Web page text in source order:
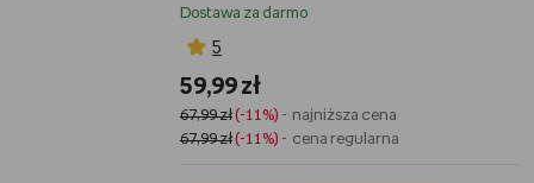
Dostawa za darmo
5
59,99 zł
67,99 zł(-11%) - najniższa cena
67,99 zł(-11%) - cena regularna